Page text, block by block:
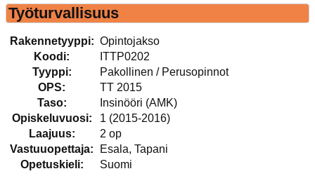
Työturvallisuus
Rakennetyyppi: Opintojakso
Koodi:
ITTP0202
Tyyppi:
Pakollinen / Perusopinnot
OPS:
TT 2015
Taso:
Insinööri (AMK)
Opiskeluvuosi:
1 (2015-2016)
Laajuus:
2 op
Vastuuopettaja:
Esala, Tapani
Opetuskieli:
Suomi